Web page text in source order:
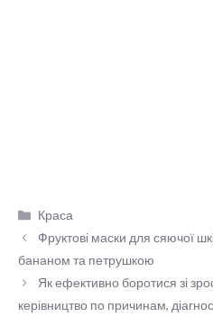
Категорії
Краса
Фруктові маски для сяючої
бананом та петрушкою
Як ефективно боротися зі
керівництво по причинам,